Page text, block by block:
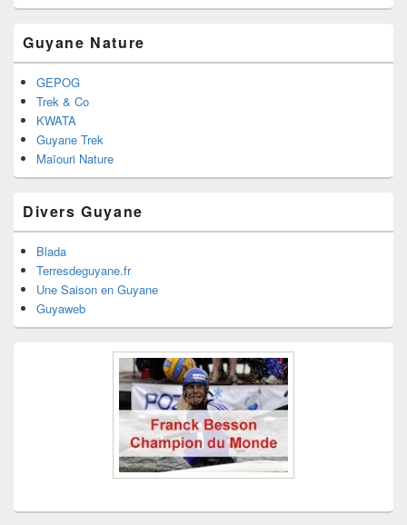
Guyane Nature
GEPOG
Trek & Co
KWATA
Guyane Trek
Maïouri Nature
Divers Guyane
Blada
Terresdeguyane.fr
Une Saison en Guyane
Guyaweb